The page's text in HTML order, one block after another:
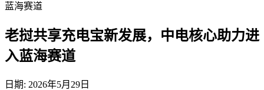
蓝海赛道
老挝共享充电宝新发展，中电核心助力进
入蓝海赛道
日期: 2026年5月29日